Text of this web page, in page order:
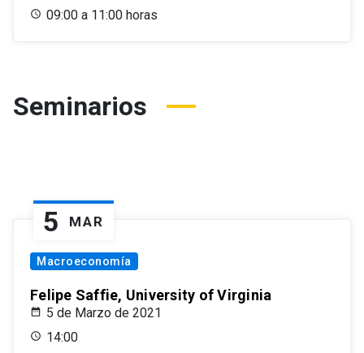
09:00 a 11:00 horas
Seminarios
5 MAR
Macroeconomía
Felipe Saffie, University of Virginia
5 de Marzo de 2021
14:00